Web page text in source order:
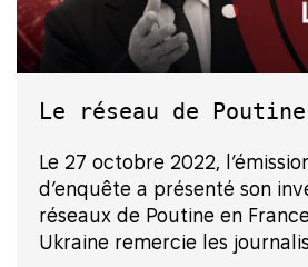
Le réseau de
Le 27 octobre 2022,
d’enquête a présenté son
réseaux de Poutine en
Ukraine remercie les